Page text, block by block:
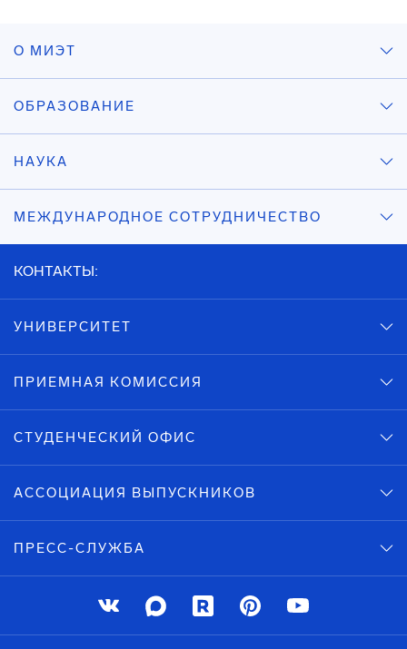
О МИЭТ
ОБРАЗОВАНИЕ
НАУКА
МЕЖДУНАРОДНОЕ СОТРУДНИЧЕСТВО
КОНТАКТЫ:
УНИВЕРСИТЕТ
ПРИЕМНАЯ КОМИССИЯ
СТУДЕНЧЕСКИЙ ОФИС
АССОЦИАЦИЯ ВЫПУСКНИКОВ
ПРЕСС-СЛУЖБА